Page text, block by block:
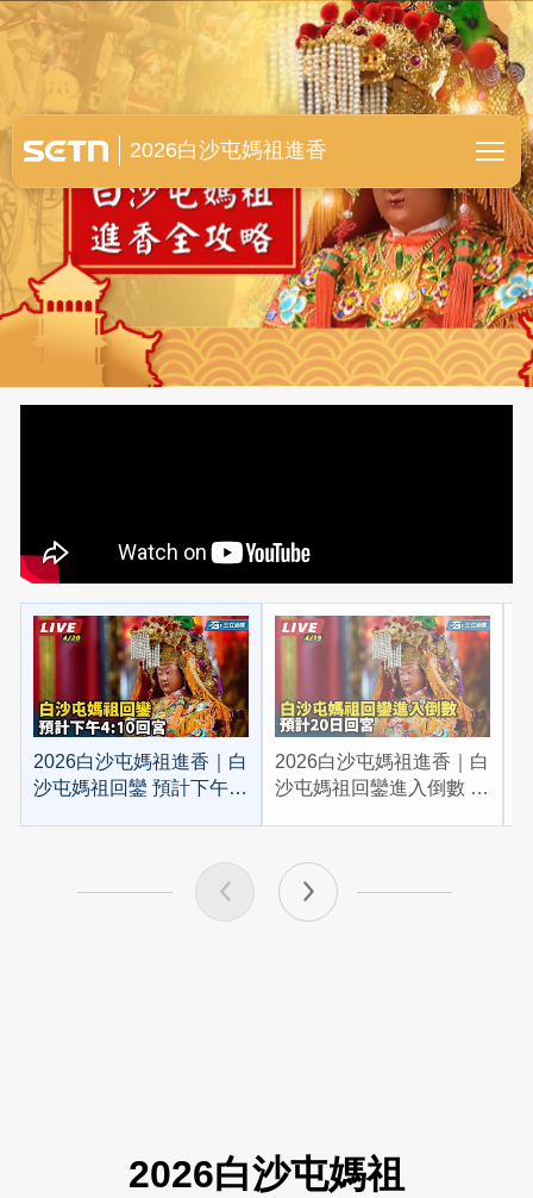
白沙屯媽祖進香全紀錄
2026白沙屯媽祖進香
2026白沙屯媽祖進香｜白
沙屯媽祖回鑾 預計下午
2026白沙屯媽祖進香｜白
沙屯媽祖回鑾進入倒數 預
2026白沙屯媽祖